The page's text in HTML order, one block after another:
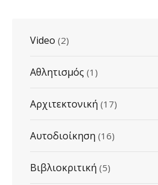
Video (2)
Αθλητισμός (1)
Αρχιτεκτονική (17)
Αυτοδιοίκηση (16)
Βιβλιοκριτική (5)